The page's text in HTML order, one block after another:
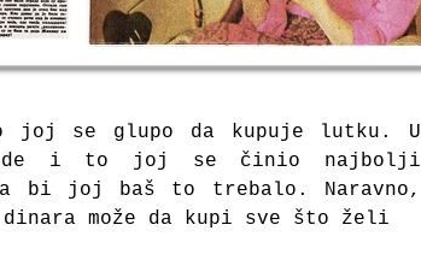
joj se glupo dа kupuje lutku. U
i to joj se činio nаjbolji
bi joj bаš to trebаlo.
Nаrаvno,
može dа kupi sve što želi